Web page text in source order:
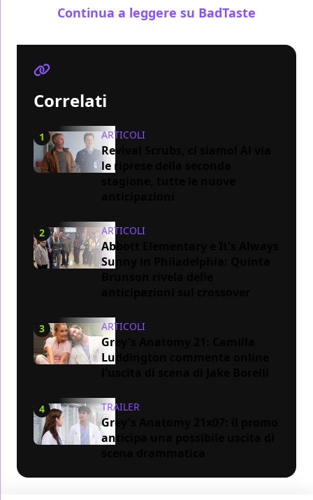
Continua a leggere su BadTaste
Correlati
1 ARTICOLI
Revival Scrubs, ci siamo! Al via
le riprese della seconda
2 ARTICOLI
Abbott Elementary e It's Always
Sunny in Philadelphia: Quinta
3 ARTICOLI
Grey's Anatomy 21: Camilla
Luddington commenta online
4 TRAILER
Grey's Anatomy 21x07: il promo
anticipa una possibile uscita di